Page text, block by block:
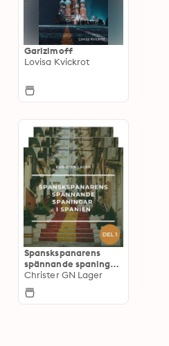
Garizimoff
Lovisa Kvickrot
Spanskspanarens
spännande spaningar
i Spanien
Christer GN Lager